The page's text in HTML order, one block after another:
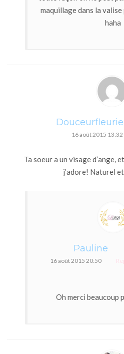
maquillage dans la
haha
Douceurfleurie
16 août 2015 13:32
Ta soeur a un visage d’ange,
j’adore! Naturel
Pauline
16 août 2015 20:50
Oh merci beaucoup